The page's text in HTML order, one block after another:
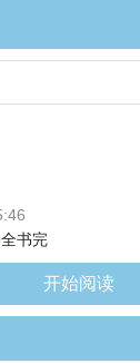
书完
开始阅读